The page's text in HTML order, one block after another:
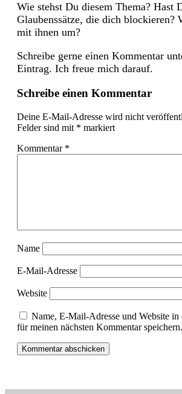
Wie stehst Du diesem Thema? Hast
Glaubenssätze, die dich blockieren?
mit ihnen um?
Schreibe gerne einen Kommentar
Eintrag. Ich freue mich darauf.
Schreibe einen Kommentar
Deine E-Mail-Adresse wird nicht
Felder sind mit * markiert
Kommentar *
Name
E-Mail-Adresse
Website
Name, E-Mail-Adresse und Website in
für meinen nächsten Kommentar speichern.